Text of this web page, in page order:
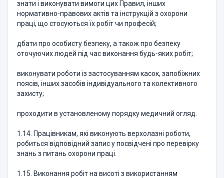
знати і виконувати вимоги цих Правил, інших
нормативно-правових актів та інструкцій з охорони
праці, що стосуються їх робіт чи професій;
дбати про особисту безпеку, а також про безпеку
оточуючих людей під час виконання будь-яких робіт;
виконувати роботи із застосуванням касок, запобіжних
поясів, інших засобів індивідуального та колективного
захисту;
проходити в установленому порядку медичний огляд.
1.14. Працівникам, які виконують верхолазні роботи,
робиться відповідний запис у посвідчені про перевірку
знань з питань охорони праці.
1.15. Виконання робіт на висоті з використанням